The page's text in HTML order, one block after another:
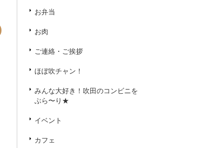
お弁当
お肉
ご連絡・ご挨拶
ほぼ吹チャン！
みんな大好き！吹田のコンビニを
ぶら〜り★
イベント
カフェ